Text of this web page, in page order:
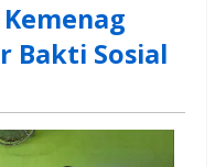
Bakti Sosial